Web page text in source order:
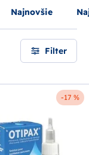
Najnovšie
Filter
-17 %